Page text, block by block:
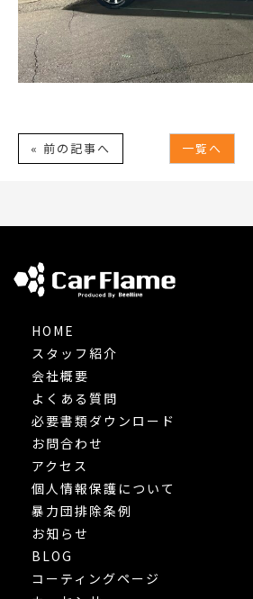
« 前の記事へ 一覧へ
HOME
スタッフ紹介
会社概要
よくある質問
必要書類ダウンロード
お問合わせ
アクセス
個人情報保護について
暴力団排除条例
お知らせ
BLOG
コーティングページ